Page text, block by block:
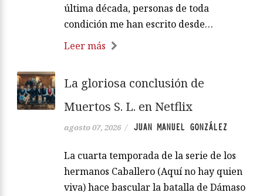
última década, personas de toda
condición me han escrito desde…
Leer más
La gloriosa conclusión de
Muertos S. L. en Netflix
agosto 07, 2026 / JUAN MANUEL GONZÁLEZ
La cuarta temporada de la serie de los
hermanos Caballero (Aquí no hay quien
viva) hace bascular la batalla de Dámaso